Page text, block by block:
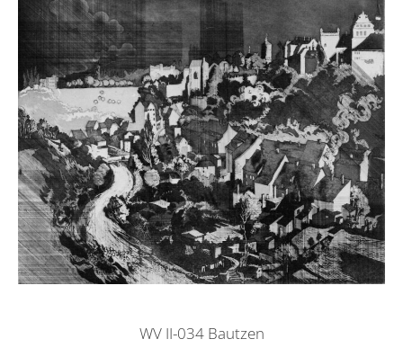
WV II-034 Bautzen